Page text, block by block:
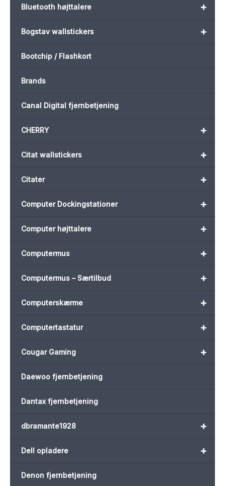
+
Bluetooth højttalere
+
Bogstav wallstickers
Bootchip / Flashkort
Brands
Canal Digital fjernbetjening
+
CHERRY
+
Citat wallstickers
+
Citater
+
Computer Dockingstationer
+
Computer højttalere
+
Computermus
+
Computermus – Særtilbud
+
Computerskærme
+
Computertastatur
+
Cougar Gaming
Daewoo fjernbetjening
Dantax fjernbetjening
+
dbramante1928
+
Dell opladere
Denon fjernbetjening